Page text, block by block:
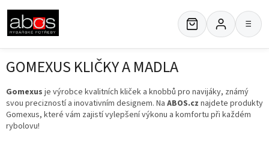
obsah
≡
GOMEXUS KLIČKY A MADLA
Gomexus je výrobce kvalitních kliček a knobbů pro navijáky, známý
svou precizností a inovativním designem. Na ABOS.cz najdete produkty
Gomexus, které vám zajistí vylepšení výkonu a komfortu při každém
rybolovu!